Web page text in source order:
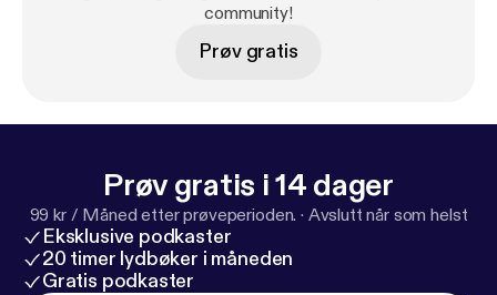
community!
Prøv gratis
Prøv gratis i 14 dager
99 kr / Måned etter prøveperioden. · Avslutt når som helst
Eksklusive podkaster
20 timer lydbøker i måneden
Gratis podkaster